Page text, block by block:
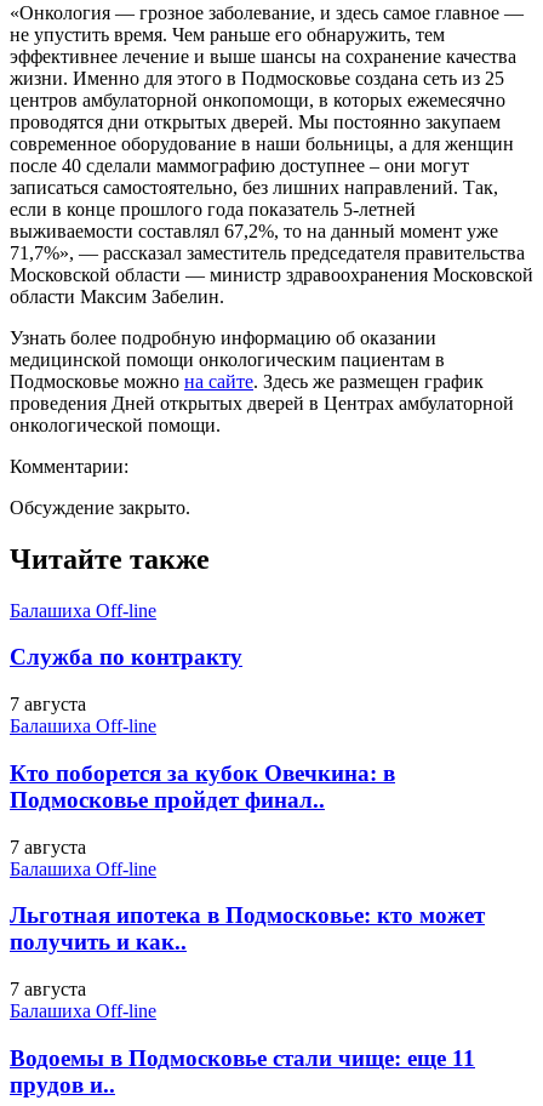
«Онкология — грозное заболевание, и здесь самое главное —
не упустить время. Чем раньше его обнаружить, тем
эффективнее лечение и выше шансы на сохранение качества
жизни. Именно для этого в Подмосковье создана сеть из 25
центров амбулаторной онкопомощи, в которых ежемесячно
проводятся дни открытых дверей. Мы постоянно закупаем
современное оборудование в наши больницы, а для женщин
после 40 сделали маммографию доступнее – они могут
записаться самостоятельно, без лишних направлений. Так,
если в конце прошлого года показатель 5-летней
выживаемости составлял 67,2%, то на данный момент уже
71,7%», — рассказал заместитель председателя правительства
Московской области — министр здравоохранения Московской
области Максим Забелин.
Узнать более подробную информацию об оказании
медицинской помощи онкологическим пациентам в
Подмосковье можно на сайте. Здесь же размещен график
проведения Дней открытых дверей в Центрах амбулаторной
онкологической помощи.
Комментарии:
Обсуждение закрыто.
Читайте также
Балашиха Off-line
Служба по контракту
7 августа
Балашиха Off-line
Кто поборется за кубок Овечкина: в
Подмосковье пройдет финал..
7 августа
Балашиха Off-line
Льготная ипотека в Подмосковье: кто может
получить и как..
7 августа
Балашиха Off-line
Водоемы в Подмосковье стали чище: еще 11
прудов и..